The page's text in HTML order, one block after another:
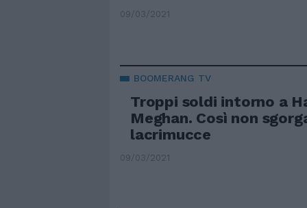
09/03/2021
BOOMERANG TV
Troppi soldi intorno a
Meghan. Così non
lacrimucce
09/03/2021